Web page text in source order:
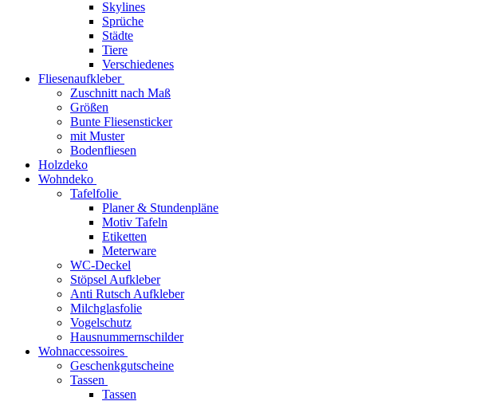
Skylines
Sprüche
Städte
Tiere
Verschiedenes
Fliesenaufkleber
Zuschnitt nach Maß
Größen
Bunte Fliesensticker
mit Muster
Bodenfliesen
Holzdeko
Wohndeko
Tafelfolie
Planer & Stundenpläne
Motiv Tafeln
Etiketten
Meterware
WC-Deckel
Stöpsel Aufkleber
Anti Rutsch Aufkleber
Milchglasfolie
Vogelschutz
Hausnummernschilder
Wohnaccessoires
Geschenkgutscheine
Tassen
Tassen